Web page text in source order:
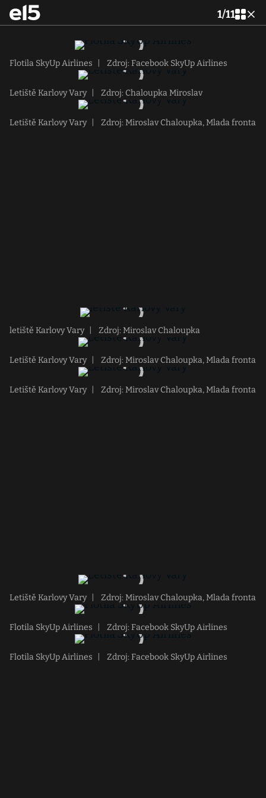
1/11
Flotila SkyUp Airlines Zdroj: Facebook SkyUp Airlines
Letiště Karlovy Vary Zdroj: Chaloupka Miroslav
Letiště Karlovy Vary Zdroj: Miroslav Chaloupka, Mlada fronta
letiště Karlovy Vary Zdroj: Miroslav Chaloupka
Letiště Karlovy Vary Zdroj: Miroslav Chaloupka, Mlada fronta
Letiště Karlovy Vary Zdroj: Miroslav Chaloupka, Mlada fronta
Letiště Karlovy Vary Zdroj: Miroslav Chaloupka, Mlada fronta
Flotila SkyUp Airlines Zdroj: Facebook SkyUp Airlines
Flotila SkyUp Airlines Zdroj: Facebook SkyUp Airlines